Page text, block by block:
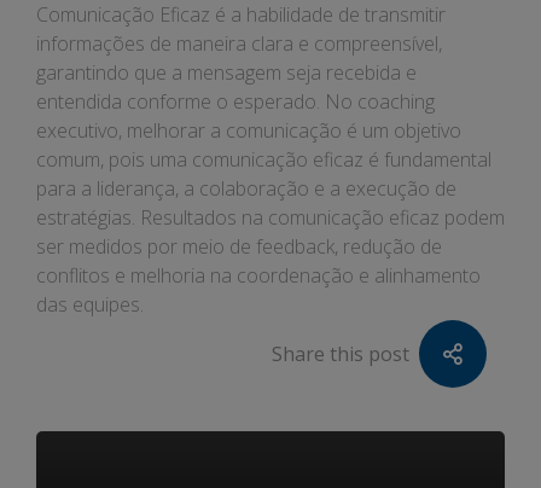
Comunicação Eficaz é a habilidade de transmitir
informações de maneira clara e compreensível,
garantindo que a mensagem seja recebida e
entendida conforme o esperado. No coaching
executivo, melhorar a comunicação é um objetivo
comum, pois uma comunicação eficaz é fundamental
para a liderança, a colaboração e a execução de
estratégias. Resultados na comunicação eficaz podem
ser medidos por meio de feedback, redução de
conflitos e melhoria na coordenação e alinhamento
das equipes.
Share this post